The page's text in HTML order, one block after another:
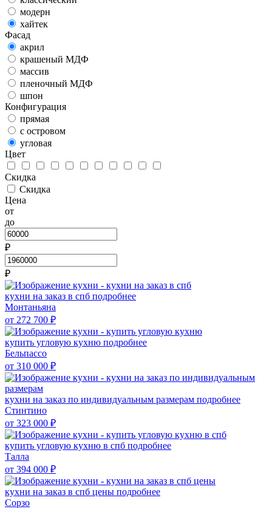
модерн
хайтек
Фасад
акрил
крашеный МДФ
массив
пленочный МДФ
шпон
Конфигурация
прямая
с островом
угловая
Цвет
Скидка
Скидка
Цена
от
до
₽
₽
кухни на заказ в спб подробнее
Монтаньяна
от 272 700 ₽
купить угловую кухню подробнее
Бельпассо
от 310 000 ₽
кухни на заказ по индивидуальным размерам подробнее
Стинтино
от 323 000 ₽
купить угловую кухню в спб подробнее
Талла
от 394 000 ₽
кухни на заказ в спб цены подробнее
Сорзо